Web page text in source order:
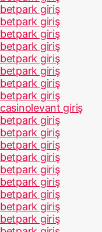
betpark giriş
betpark giriş
betpark giriş
betpark giriş
betpark giriş
betpark giriş
betpark giriş
betpark giriş
casinolevant giriş
betpark giriş
betpark giriş
betpark giriş
betpark giriş
betpark giriş
betpark giriş
betpark giriş
betpark giriş
betpark giriş